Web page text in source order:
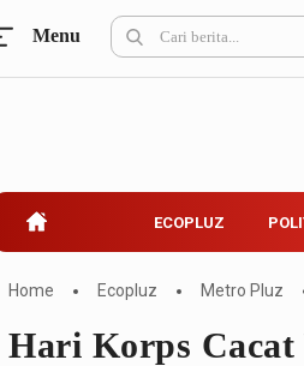
Belanja
Kuliner
Menu
ECOPLUZ
Home Ecopluz Metro Pluz
Hari Korps Cacat